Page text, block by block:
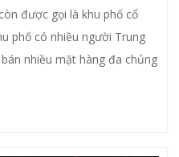
được gọi là khu phố cổ
phố có nhiều người Trung
nhiều mặt hàng đa chủng